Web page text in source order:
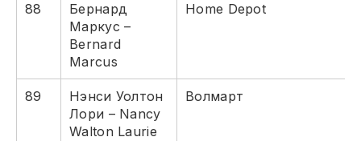
88
Бернард
Маркус –
Bernard
Marcus
Home Depot
89
Нэнси Уолтон
Лори – Nancy
Walton Laurie
Волмарт